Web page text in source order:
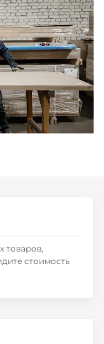
товаров,
стоимость